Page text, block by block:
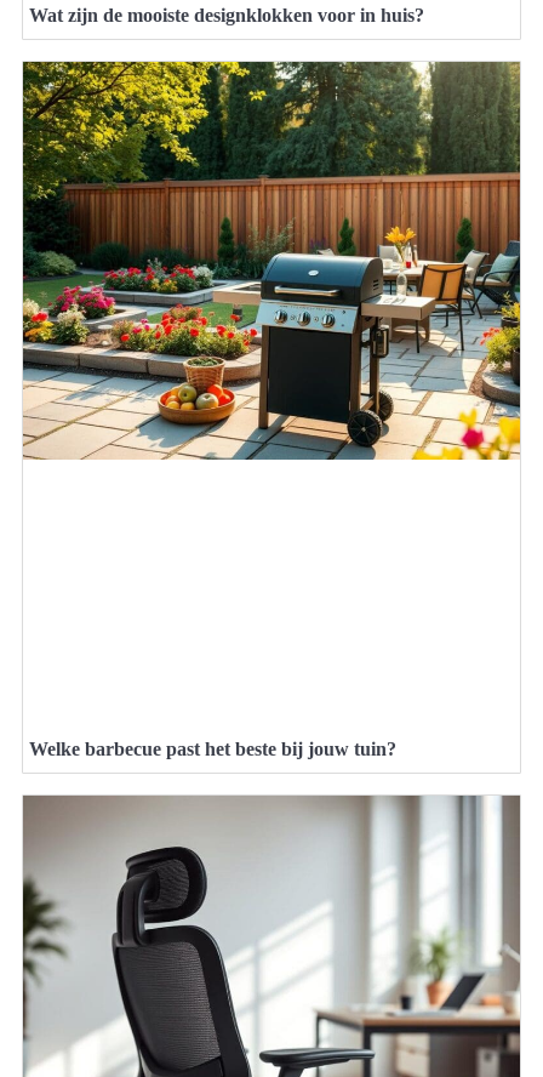
Wat zijn de mooiste designklokken voor in huis?
Welke barbecue past het beste bij jouw tuin?